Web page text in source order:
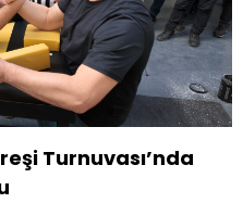
Turnuvası’nda